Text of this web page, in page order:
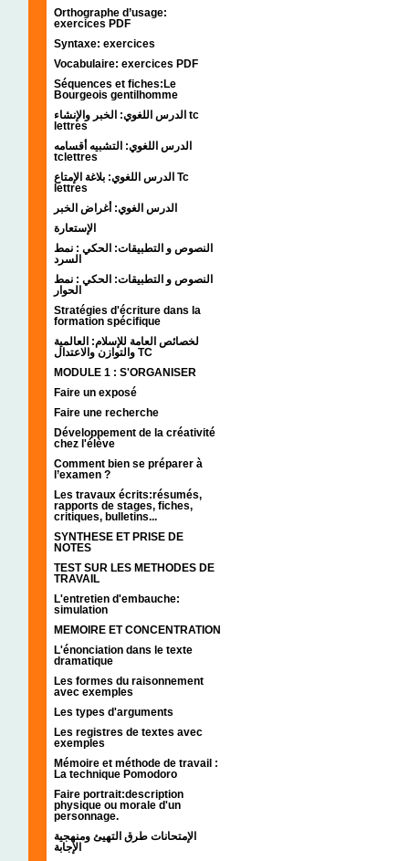
Orthographe d’usage:
exercices PDF
Syntaxe: exercices
Vocabulaire: exercices PDF
Séquences et fiches:Le
Bourgeois gentilhomme
الدرس اللغوي: الخبر والإنشاء tc
lettres
الدرس اللغوي: التشبيه أقسامه
tclettres
الدرس اللغوي: بلاغة الإمتاع Tc
lettres
الدرس الغوي: أغراض الخبر
الإستعارة
النصوص و التطبيقات: الحكي : نمط
السرد
النصوص و التطبيقات: الحكي : نمط
الحوار
Stratégies d'écriture dans la
formation spécifique
لخصائص العامة للإسلام: العالمية
والتوازن والاعتدال TC
MODULE 1 : S'ORGANISER
Faire un exposé
Faire une recherche
Développement de la créativité
chez l'élève
Comment bien se préparer à
l’examen ?
Les travaux écrits:résumés,
rapports de stages, fiches,
critiques, bulletins...
SYNTHESE ET PRISE DE
NOTES
TEST SUR LES METHODES DE
TRAVAIL
L'entretien d'embauche:
simulation
MEMOIRE ET CONCENTRATION
L'énonciation dans le texte
dramatique
Les formes du raisonnement
avec exemples
Les types d'arguments
Les registres de textes avec
exemples
Mémoire et méthode de travail :
La technique Pomodoro
Faire portrait:description
physique ou morale d'un
personnage.
الإمتحانات طرق التهيئ ومنهجية
الإجابة